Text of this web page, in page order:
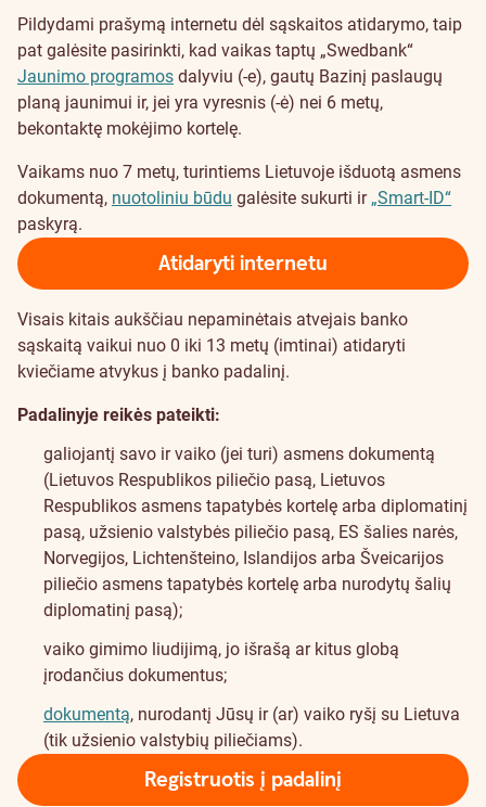
Pildydami prašymą internetu dėl sąskaitos atidarymo, taip
pat galėsite pasirinkti, kad vaikas taptų „Swedbank“
Jaunimo programos dalyviu (-e), gautų Bazinį paslaugų
planą jaunimui ir, jei yra vyresnis (-ė) nei 6 metų,
bekontaktę mokėjimo kortelę.
Vaikams nuo 7 metų, turintiems Lietuvoje išduotą asmens
dokumentą, nuotoliniu būdu galėsite sukurti ir „Smart-ID“
paskyrą.
Atidaryti internetu
Visais kitais aukščiau nepaminėtais atvejais banko
sąskaitą vaikui nuo 0 iki 13 metų (imtinai) atidaryti
kviečiame atvykus į banko padalinį.
Padalinyje reikės pateikti:
galiojantį savo ir vaiko (jei turi) asmens dokumentą
(Lietuvos Respublikos piliečio pasą, Lietuvos
Respublikos asmens tapatybės kortelę arba diplomatinį
pasą, užsienio valstybės piliečio pasą, ES šalies narės,
Norvegijos, Lichtenšteino, Islandijos arba Šveicarijos
piliečio asmens tapatybės kortelę arba nurodytų šalių
diplomatinį pasą);
vaiko gimimo liudijimą, jo išrašą ar kitus globą
įrodančius dokumentus;
dokumentą, nurodantį Jūsų ir (ar) vaiko ryšį su Lietuva
(tik užsienio valstybių piliečiams).
Registruotis į padalinį